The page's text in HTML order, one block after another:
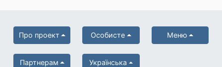
Про проект Особисте Меню
Партнерам Українська